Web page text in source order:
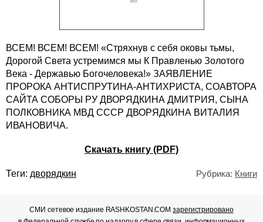
ВСЕМ! ВСЕМ! ВСЕМ! «Стряхнув с себя оковы тьмы,
Дорогой Света устремимся мы К Правленью Золотого
Века - Державью Богочеловека!» ЗАЯВЛЕНИЕ
ПРОРОКА АНТИСПРУТИНА-АНТИХРИСТА, СОАВТОРА
САЙТА СОБОРЫ РУ ДВОРЯДКИНА ДМИТРИЯ, СЫНА
ПОЛКОВНИКА МВД СССР ДВОРЯДКИНА ВИТАЛИЯ
ИВАНОВИЧА.
Скачать книгу (PDF)
Теги: дворядкин Рубрика: Книги
СМИ сетевое издание RASHKOSTAN.COMзарегистрировано